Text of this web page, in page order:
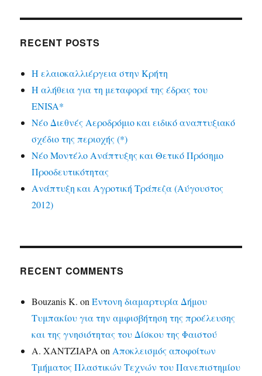
RECENT POSTS
Η ελαιοκαλλιέργεια στην Κρήτη
Η αλήθεια για τη μεταφορά της έδρας του
ENISA*
Νέο Διεθνές Αεροδρόμιο και ειδικό αναπτυξιακό
σχέδιο της περιοχής (*)
Νέο Μοντέλο Ανάπτυξης και Θετικό Πρόσημο
Προοδευτικότητας
Ανάπτυξη και Αγροτική Τράπεζα (Αύγουστος
2012)
RECENT COMMENTS
Bouzanis K. onΈντονη διαμαρτυρία Δήμου
Τυμπακίου για την αμφισβήτηση της προέλευσης
και της γνησιότητας του Δίσκου της Φαιστού
Α. ΧΑΝΤΖΙΑΡΑ on Αποκλεισμός αποφοίτων
Τμήματος Πλαστικών Τεχνών του Πανεπιστημίου